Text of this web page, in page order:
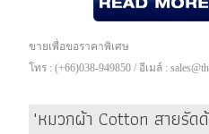
ขายเพื่อขอราคาพิเศษ
โทร : (+66)038-949850 / อีเมล์ :
'หมวกผ้า Cotton สายรั